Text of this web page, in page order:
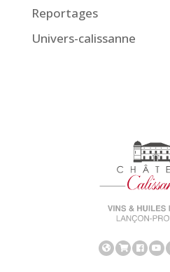
Reportages
Univers-calissanne